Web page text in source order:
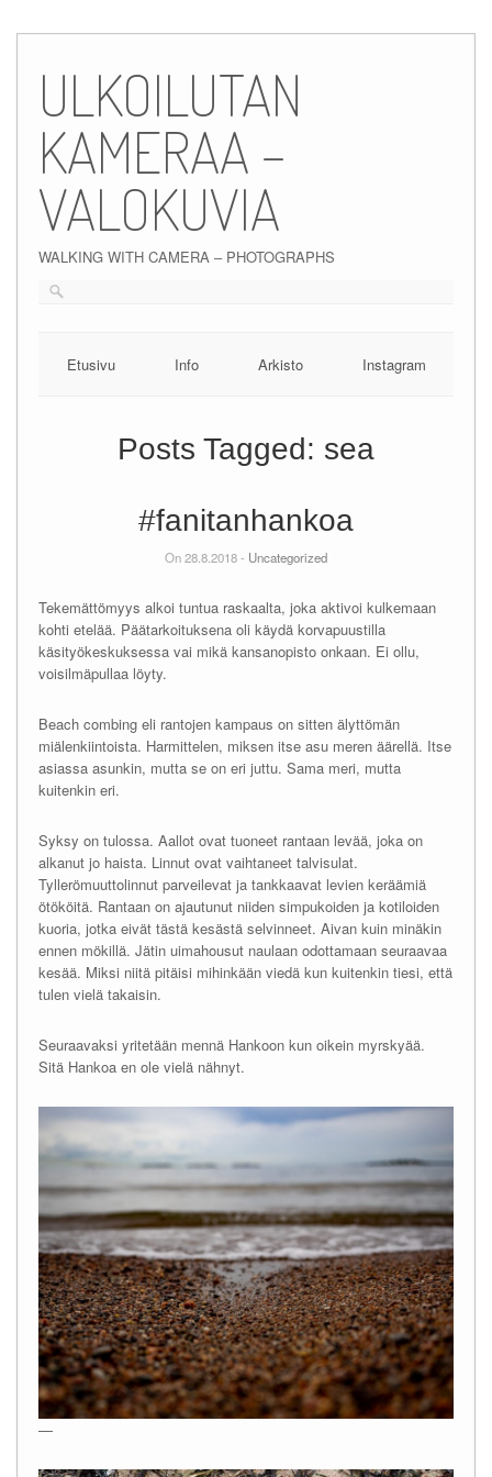
content
ULKOILUTAN
KAMERAA –
VALOKUVIA
WALKING WITH CAMERA – PHOTOGRAPHS
Etusivu Info Arkisto Instagram
Posts Tagged: sea
#fanitanhankoa
On 28.8.2018 - Uncategorized
Tekemättömyys alkoi tuntua raskaalta, joka aktivoi kulkemaan
kohti etelää. Päätarkoituksena oli käydä korvapuustilla
käsityökeskuksessa vai mikä kansanopisto onkaan. Ei ollu,
voisilmäpullaa löyty.
Beach combing eli rantojen kampaus on sitten älyttömän
miälenkiintoista. Harmittelen, miksen itse asu meren äärellä. Itse
asiassa asunkin, mutta se on eri juttu. Sama meri, mutta
kuitenkin eri.
Syksy on tulossa. Aallot ovat tuoneet rantaan levää, joka on
alkanut jo haista. Linnut ovat vaihtaneet talvisulat.
Tyllerömuuttolinnut parveilevat ja tankkaavat levien keräämiä
ötököitä. Rantaan on ajautunut niiden simpukoiden ja kotiloiden
kuoria, jotka eivät tästä kesästä selvinneet. Aivan kuin minäkin
ennen mökillä. Jätin uimahousut naulaan odottamaan seuraavaa
kesää. Miksi niitä pitäisi mihinkään viedä kun kuitenkin tiesi, että
tulen vielä takaisin.
Seuraavaksi yritetään mennä Hankoon kun oikein myrskyää.
Sitä Hankoa en ole vielä nähnyt.
—